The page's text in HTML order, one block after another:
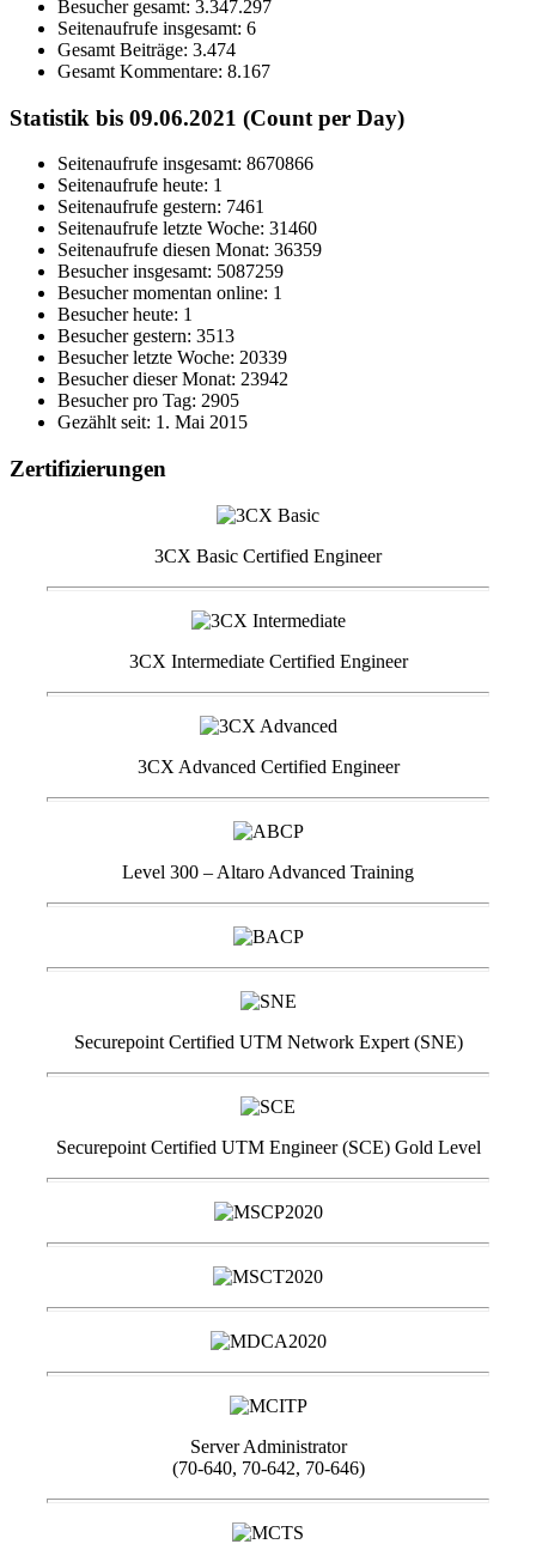
Besucher gesamt: 3.347.297
Seitenaufrufe insgesamt: 6
Gesamt Beiträge: 3.474
Gesamt Kommentare: 8.167
Statistik bis 09.06.2021 (Count per Day)
Seitenaufrufe insgesamt: 8670866
Seitenaufrufe heute: 1
Seitenaufrufe gestern: 7461
Seitenaufrufe letzte Woche: 31460
Seitenaufrufe diesen Monat: 36359
Besucher insgesamt: 5087259
Besucher momentan online: 1
Besucher heute: 1
Besucher gestern: 3513
Besucher letzte Woche: 20339
Besucher dieser Monat: 23942
Besucher pro Tag: 2905
Gezählt seit: 1. Mai 2015
Zertifizierungen
3CX Basic Certified Engineer
3CX Intermediate Certified Engineer
3CX Advanced Certified Engineer
Level 300 – Altaro Advanced Training
Securepoint Certified UTM Network Expert (SNE)
Securepoint Certified UTM Engineer (SCE) Gold Level
Server Administrator
(70-640, 70-642, 70-646)